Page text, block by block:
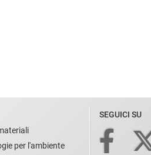
per l'ambiente
SEGUICI SU